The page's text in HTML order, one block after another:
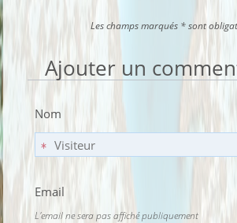
Les champs marqués * sont
Ajouter un
Nom
Email
L'email ne sera pas affiché publiquement